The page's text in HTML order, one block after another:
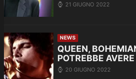
21 GIUGNO 2022
NEWS
QUEEN,
POTREBBE
20 GIUGNO 2022